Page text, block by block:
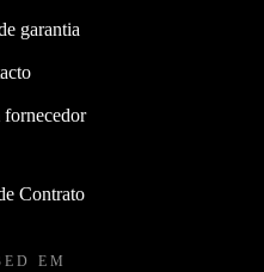
garantia
Contrato
EM